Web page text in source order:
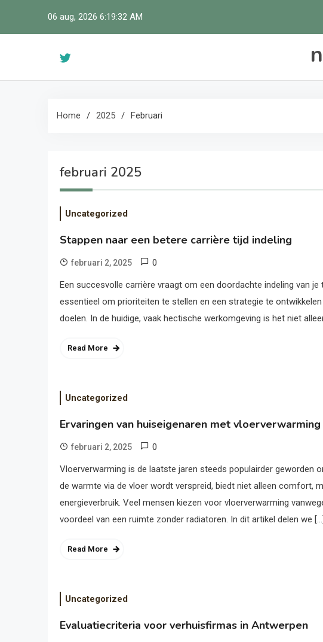
06 aug, 2026 6:19:33 AM
Home 2025 Februari
februari 2025
Uncategorized
Stappen naar een betere carrière tijd indeling
februari 2, 2025 0
Een succesvolle carrière vraagt om een doordachte indeling van
essentieel om prioriteiten te stellen en een strategie te
doelen. In de huidige, vaak hectische werkomgeving is het niet
Read More
Uncategorized
Ervaringen van huiseigenaren met vloerverwarming
februari 2, 2025 0
Vloerverwarming is de laatste jaren steeds populairder geworden
de warmte via de vloer wordt verspreid, biedt niet alleen comfort,
energieverbruik. Veel mensen kiezen voor vloerverwarming
voordeel van een ruimte zonder radiatoren. In dit artikel delen we […]
Read More
Uncategorized
Evaluatiecriteria voor verhuisfirmas in Antwerpen